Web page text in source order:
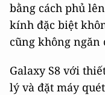
bằng cách phủ
kính đặc biệt
cũng không ngăn
Galaxy S8 với
lý và đặt máy